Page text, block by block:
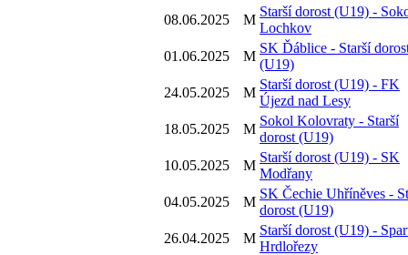
08.06.2025
M
Starší dorost (U19) -
Lochkov
01.06.2025
M
SK Ďáblice - Starší
(U19)
24.05.2025
M
Starší dorost (U19) - FK
Újezd nad Lesy
18.05.2025
M
Sokol Kolovraty - Starší
dorost (U19)
10.05.2025
M
Starší dorost (U19) - SK
Modřany
04.05.2025
M
SK Čechie Uhříněves -
dorost (U19)
26.04.2025
M
Starší dorost (U19) -
Hrdlořezy